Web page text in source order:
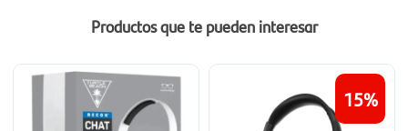
Productos que te pueden interesar
15